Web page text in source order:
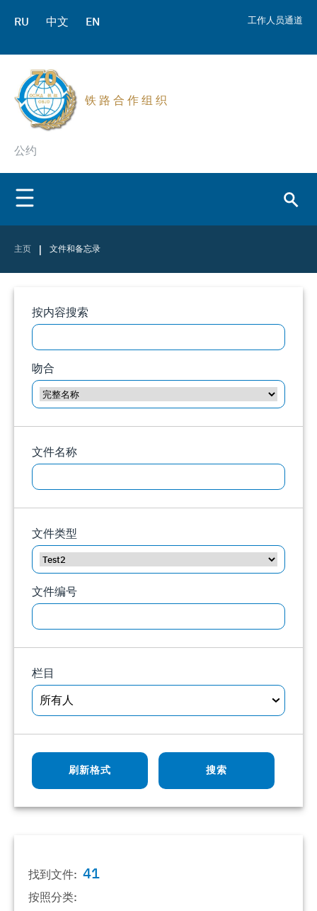
RU 中文 EN 工作人员通道
铁 路 合 作 组 织
公约
主页 | 文件和备忘录
按内容搜索
吻合
文件名称
文件类型
文件编号
栏目
所有人
刷新格式 搜索
找到文件: 41
按照分类: